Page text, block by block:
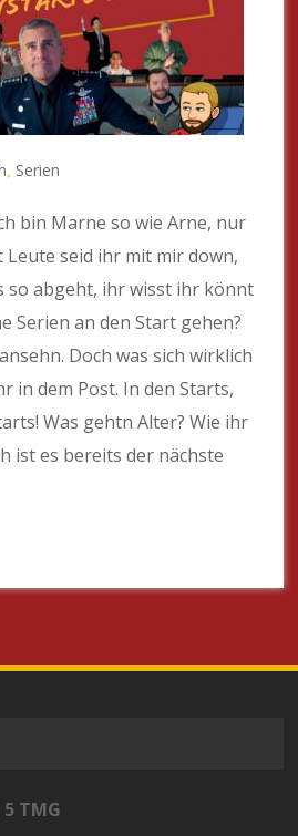
Serien
bin Marne so wie Arne, nur
Leute seid ihr mit mir down,
so abgeht, ihr wisst ihr könnt
Serien an den Start gehen?
Doch was sich wirklich
in dem Post. In den Starts,
Was gehtn Alter? Wie ihr
ist es bereits der nächste
TMG